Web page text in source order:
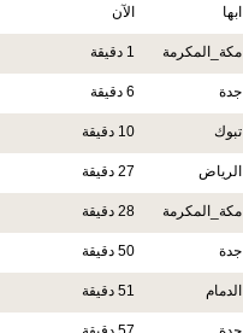
ابها الآن
مكة_المكرمة 1 دقيقة
جدة 6 دقيقة
تبوك 10 دقيقة
الرياض 27 دقيقة
مكة_المكرمة 28 دقيقة
جدة 50 دقيقة
الدمام 51 دقيقة